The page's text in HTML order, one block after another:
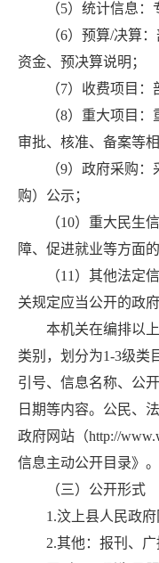
（5）统计信息
（6）预算/决算
资金、预决算说明；
（7）收费项目：
（8）重大项目
审批、核准、备案等相
（9）政府采购
购）公示；
（10）重大民生
障、促进就业等方面
（11）其他法定
关规定应当公开的政府
本机关在编排以
类别，划分为1-3级类
引号、信息名称、公
日期等内容。公民、
政府网站（http://
信息主动公开目录》。
（三）公开形式
1.汶上县人民政府
2.其他：报刊、广